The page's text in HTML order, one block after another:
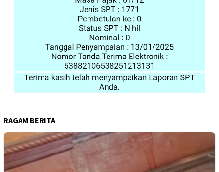
RAGAM BERITA